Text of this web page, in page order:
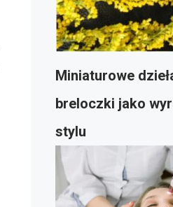
Miniaturowe
breloczki jako
stylu